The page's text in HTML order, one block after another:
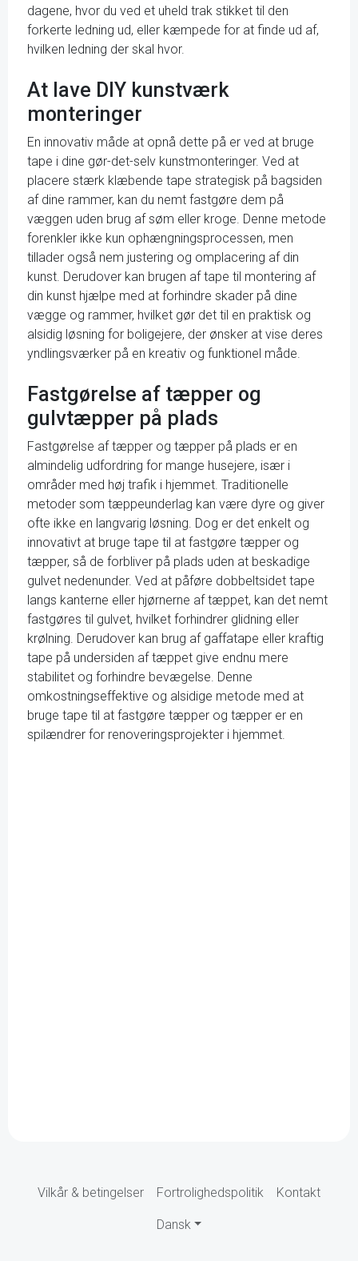
dagene, hvor du ved et uheld trak stikket til den
forkerte ledning ud, eller kæmpede for at finde ud af,
hvilken ledning der skal hvor.
At lave DIY kunstværk
monteringer
En innovativ måde at opnå dette på er ved at bruge
tape i dine gør-det-selv kunstmonteringer. Ved at
placere stærk klæbende tape strategisk på bagsiden
af dine rammer, kan du nemt fastgøre dem på
væggen uden brug af søm eller kroge. Denne metode
forenkler ikke kun ophængningsprocessen, men
tillader også nem justering og omplacering af din
kunst. Derudover kan brugen af tape til montering af
din kunst hjælpe med at forhindre skader på dine
vægge og rammer, hvilket gør det til en praktisk og
alsidig løsning for boligejere, der ønsker at vise deres
yndlingsværker på en kreativ og funktionel måde.
Fastgørelse af tæpper og
gulvtæpper på plads
Fastgørelse af tæpper og tæpper på plads er en
almindelig udfordring for mange husejere, især i
områder med høj trafik i hjemmet. Traditionelle
metoder som tæppeunderlag kan være dyre og giver
ofte ikke en langvarig løsning. Dog er det enkelt og
innovativt at bruge tape til at fastgøre tæpper og
tæpper, så de forbliver på plads uden at beskadige
gulvet nedenunder. Ved at påføre dobbeltsidet tape
langs kanterne eller hjørnerne af tæppet, kan det nemt
fastgøres til gulvet, hvilket forhindrer glidning eller
krølning. Derudover kan brug af gaffatape eller kraftig
tape på undersiden af tæppet give endnu mere
stabilitet og forhindre bevægelse. Denne
omkostningseffektive og alsidige metode med at
bruge tape til at fastgøre tæpper og tæpper er en
spilændrer for renoveringsprojekter i hjemmet.
Vilkår & betingelser Fortrolighedspolitik Kontakt
Dansk